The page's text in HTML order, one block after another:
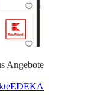
Angebote
EDEKA